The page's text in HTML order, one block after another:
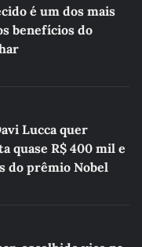
é um dos mais
benefícios do
Lucca quer
quase R$ 400 mil e
do prêmio Nobel